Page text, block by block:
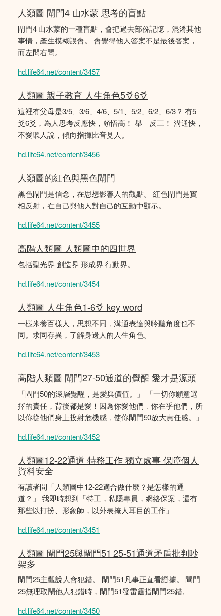
人類圖 閘門4 山水蒙 思考的盲點
閘門4 山水蒙的一種盲點，會把過去部份記憶，混淆其他
事情，產生模糊誤會。 會覺得他人答案不是最後答案，
而左問右問。
hd.life64.net/content/3457
人類圖 親子教育 人生角色5爻6爻
這裡有父母是3/5、3/6、4/6、5/1、5/2、6/2、6/3？ 有5
爻6爻，為人思考反應快，領悟高！ 舉一反三！ 溝通快，
不愛聽人說，傾向指揮比音見人。
hd.life64.net/content/3456
人類圖的紅色與黑色閘門
黑色閘門是信念，在思想影響人的觀點。 紅色閘門是實
相反射，在自己與他人對自己的互動中顯示。
hd.life64.net/content/3455
高階人類圖 人類圖中的四世界
包括聖光界 創造界 形成界 行動界。
hd.life64.net/content/3454
人類圖 人生角色1-6爻 key word
一樣米養百樣人，思想不同，溝通表達與聆聽角度也不
同。求同存異，了解身邊人的人生角色。
hd.life64.net/content/3453
高階人類圖 閘門27-50通道的覺醒 愛才是源頭
「閘門50的深層覺醒，是愛與價值。」 「一切你願意選
擇的責任，背後都是愛！因為你愛他們，你在乎他們，所
以你從他們身上投射危機感，使你閘門50放大責任感。」
hd.life64.net/content/3452
人類圖12-22通道 特務工作 獨立處事 保障個人
資料安全
有讀者問「人類圖中12-22適合做什麼？是怎樣的通
道？」 我即時想到「特工，私隱專員，網絡保案，還有
那些以打扮、形象師，以外表掩人耳目的工作」
hd.life64.net/content/3451
人類圖 閘門25與閘門51 25-51通道矛盾批判吵
架多
閘門25主觀說人會犯錯。 閘門51凡事正直看證據。 閘門
25無理取鬧他人犯錯時，閘門51發雷霆指閘門25錯。
hd.life64.net/content/3450